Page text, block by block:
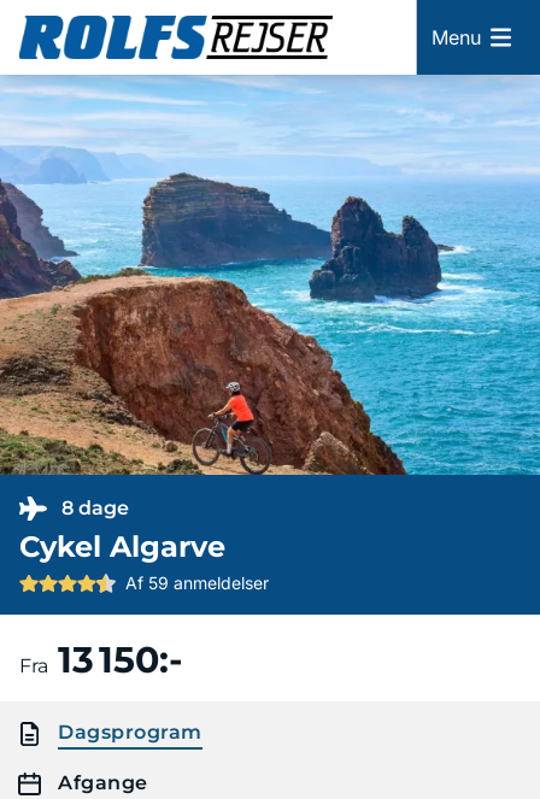
Menu
8 dage
Cykel Algarve
Af 59 anmeldelser
Fra 13 150:-
Dagsprogram
Afgange